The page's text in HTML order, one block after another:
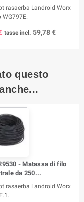
rasaerba Landroid Worx
tasse incl. 59,78 €
questo
- Matassa di filo
da 250...
rasaerba Landroid Worx